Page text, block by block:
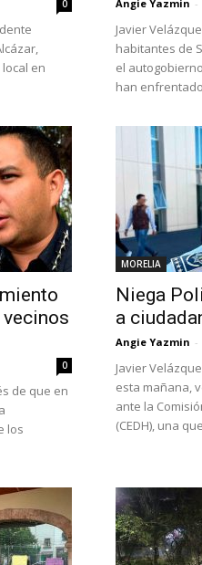
0
en
Angie Yazmin -
Javier
habitantes de
el
han
0
de que en
los
MORELIA
Niega
a
Angie Yazmin -
Javier
esta mañana,
ante la
(CEDH), una